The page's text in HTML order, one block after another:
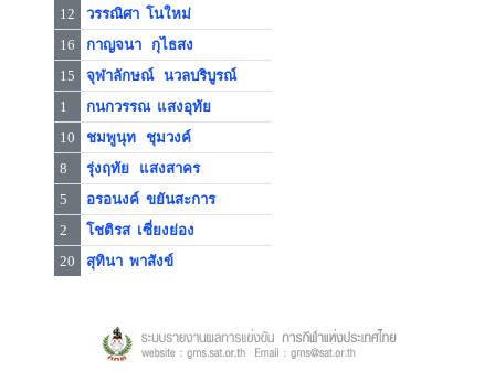
12
วรรณิศา โนใหม่
16
กาญจนา กุไธสง
15
จุฬาลักษณ์ นวลบริบูรณ์
1
กนกวรรณ แสงอุทัย
10
ชมพูนุท ชุมวงค์
8
รุ่งฤทัย แสงสาคร
5
อรอนงค์ ขยันสะการ
2
โชติรส เซี่ยงย่อง
20
สุทินา พาสังข์